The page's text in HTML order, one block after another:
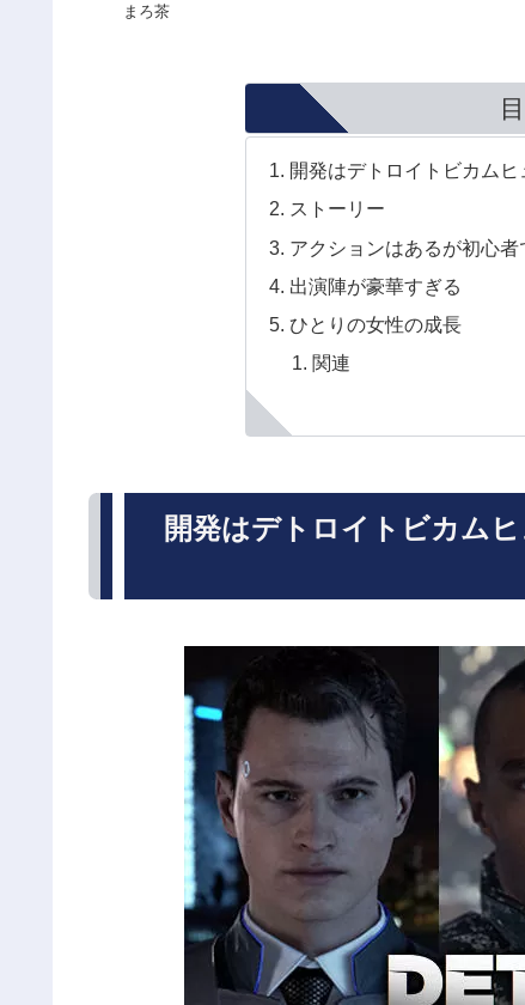
まろ茶
開発はデトロイトビカム
ストーリー
アクションはあるが初心者
出演陣が豪華すぎる
ひとりの女性の成長
関連
開発はデトロイトビカム